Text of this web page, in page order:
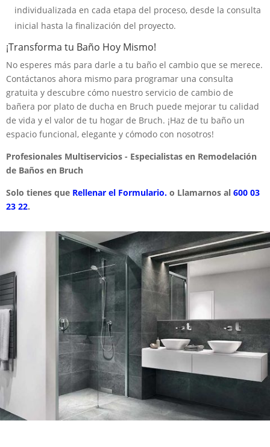
individualizada en cada etapa del proceso, desde la consulta
inicial hasta la finalización del proyecto.
¡Transforma tu Baño Hoy Mismo!
No esperes más para darle a tu baño el cambio que se merece.
Contáctanos ahora mismo para programar una consulta
gratuita y descubre cómo nuestro servicio de cambio de
bañera por plato de ducha en Bruch puede mejorar tu calidad
de vida y el valor de tu hogar de Bruch. ¡Haz de tu baño un
espacio funcional, elegante y cómodo con nosotros!
Profesionales Multiservicios - Especialistas en Remodelación
de Baños en Bruch
Solo tienes que Rellenar el Formulario. o Llamarnos al 600 03
23 22.